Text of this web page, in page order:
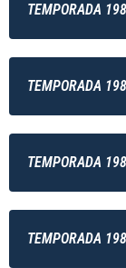
TEMPORADA
TEMPORADA
TEMPORADA
TEMPORADA